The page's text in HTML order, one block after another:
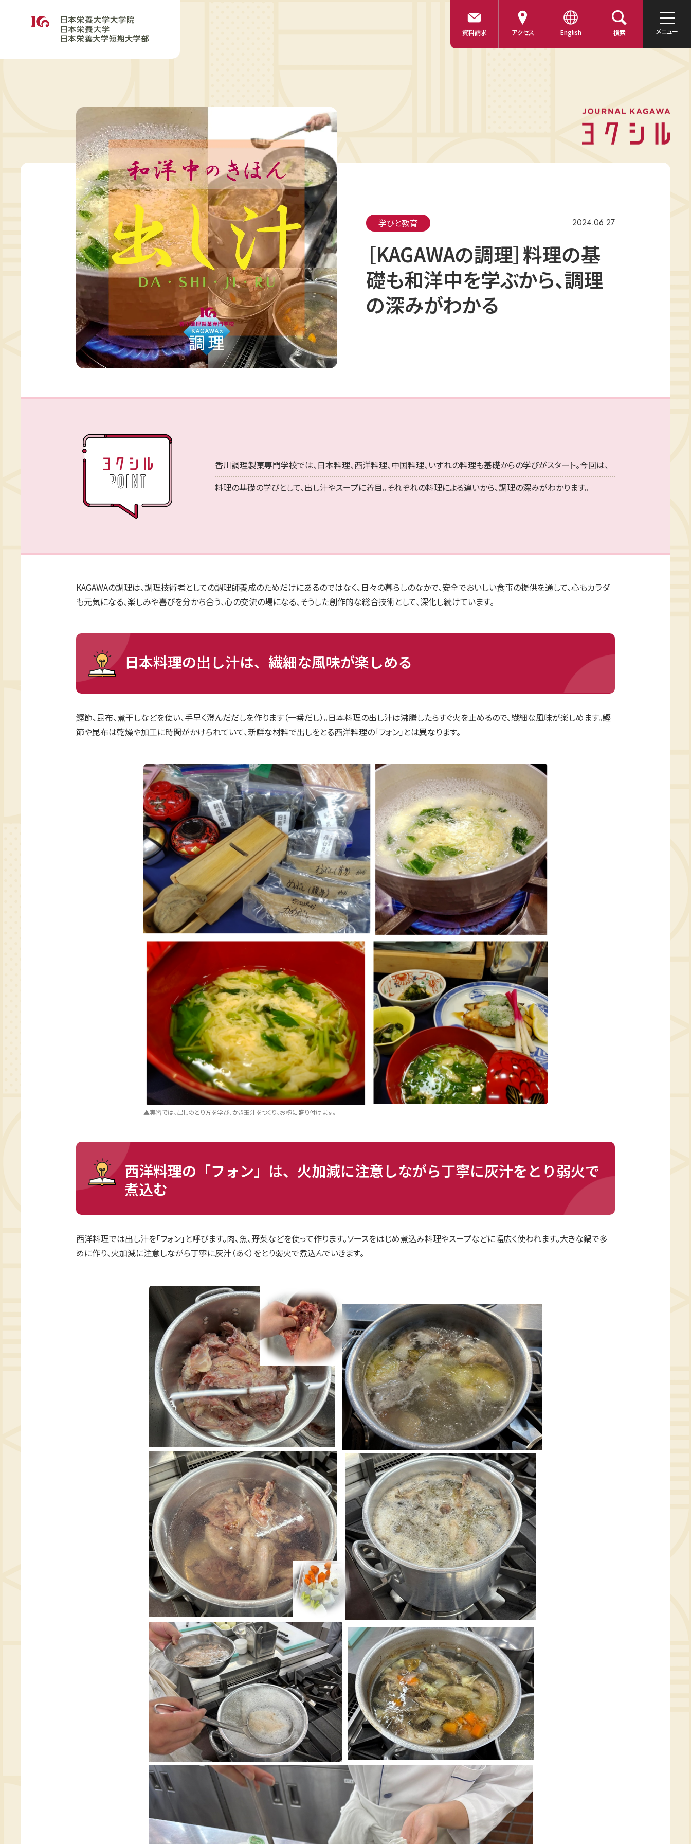
資料請求 アクセス English 検索 メニュー
学びと教育 2024.06.27
［KAGAWAの調理］料理の基
礎も和洋中を学ぶから、調理
の深みがわかる
香川調理製菓専門学校では、日本料理、西洋料理、中国料理、いずれの料理も基礎からの学びがスタート。今回は、
料理の基礎の学びとして、出し汁やスープに着目。それぞれの料理による違いから、調理の深みがわかります。
KAGAWAの調理は、調理技術者としての調理師養成のためだけにあるのではなく、日々の暮らしのなかで、安全でおいしい食事の提供を通して、心もカラダ
も元気になる、楽しみや喜びを分かち合う、心の交流の場になる、そうした創作的な総合技術として、深化し続けています。
日本料理の出し汁は、繊細な風味が楽しめる
鰹節、昆布、煮干しなどを使い、手早く澄んだだしを作ります（一番だし）。日本料理の出し汁は沸騰したらすぐ火を止めるので、繊細な風味が楽しめます。鰹
節や昆布は乾燥や加工に時間がかけられていて、新鮮な材料で出しをとる西洋料理の「フォン」とは異なります。
▲実習では、出しのとり方を学び、かき玉汁をつくり、お椀に盛り付けます。
西洋料理の「フォン」は、火加減に注意しながら丁寧に灰汁をとり弱火で
煮込む
西洋料理では出し汁を「フォン」と呼びます。肉、魚、野菜などを使って作ります。ソースをはじめ煮込み料理やスープなどに幅広く使われます。大きな鍋で多
めに作り、火加減に注意しながら丁寧に灰汁（あく）をとり弱火で煮込んでいきます。